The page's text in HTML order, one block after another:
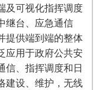
及可视化指挥调度
继台、应急通信
提供端到端的整体
应用于政府公共安
信、指挥调度和日
建设、维护，无线